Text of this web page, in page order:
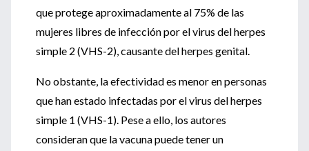
que protege aproximadamente al 75% de las
mujeres libres de infección por el virus del herpes
simple 2 (VHS-2), causante del herpes genital.
No obstante, la efectividad es menor en personas
que han estado infectadas por el virus del herpes
simple 1 (VHS-1). Pese a ello, los autores
consideran que la vacuna puede tener un